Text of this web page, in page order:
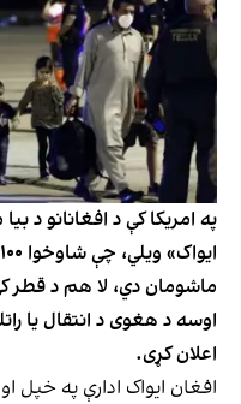
په امریکا کې د افغانانو د
ماشومان دي، لا هم د قطر
اوسه د هغوی د انتقال یا
اعلان کړی.
افغان ایواک ادارې په خپل